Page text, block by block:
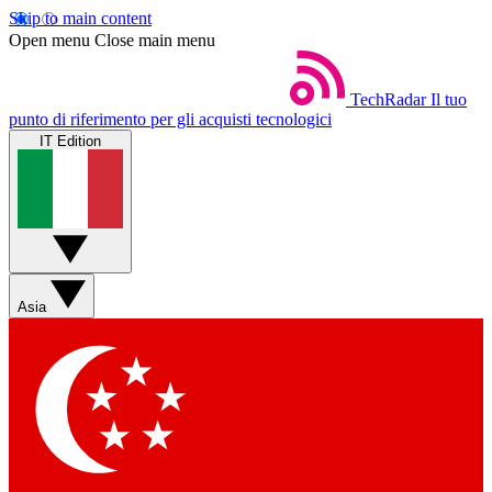
Skip to main content
Open menu Close main menu
TechRadar Il tuo
punto di riferimento per gli acquisti tecnologici
IT Edition
Asia